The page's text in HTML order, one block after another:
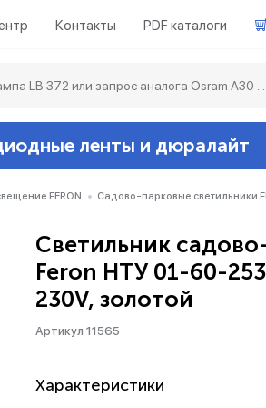
Контакты PDF каталоги
ленты и дюралайт
FERON Садово-парковые светильники
Светильник
Feron НТУ 01-60-
230V, золотой
Артикул 11565
Характеристики